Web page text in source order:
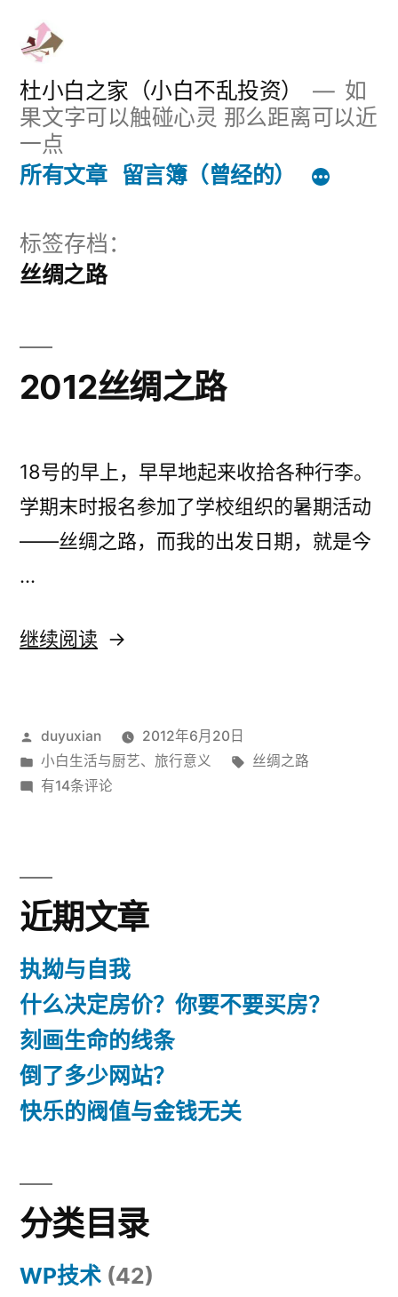
杜小白之家（小白不乱投资）
如
果文字可以触碰心灵 那么距离可以近
一点
所有文章 留言簿（曾经的）
标签存档：
丝绸之路
2012丝绸之路
18号的早上，早早地起来收拾各种行李。
学期末时报名参加了学校组织的暑期活动
——丝绸之路，而我的出发日期，就是今
…
继续阅读 “2012
之
路”
发
布
者：
duyuxian
2012年6月20日
发
布
小白生活与厨艺、 旅行意义
标
丝绸之路
2012
路
有14条评论
近期文章
执拗与自我
什么决定房价？你要不要买房？
刻画生命的线条
倒了多少网站？
快乐的阀值与金钱无关
分类目录
WP技术 (42)